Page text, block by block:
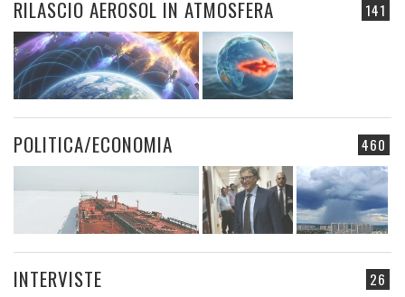
141
RILASCIO AEROSOL IN ATMOSFERA
460
POLITICA/ECONOMIA
26
INTERVISTE